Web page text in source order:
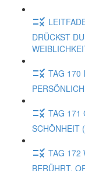
DRÜCKST
TAG 170
TAG 171
SCHÖNHEIT
TAG 172
BERÜHRT,